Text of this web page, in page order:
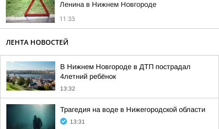
Ленина в Нижнем Новгороде
11:33
ЛЕНТА НОВОСТЕЙ
В Нижнем Новгороде в ДТП пострадал
4летний ребёнок
13:32
Трагедия на воде в Нижегородской области
13:31